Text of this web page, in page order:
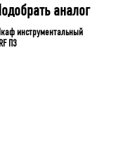
аналог
инструментальный
П3